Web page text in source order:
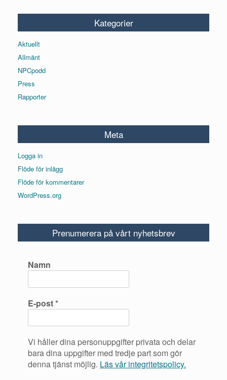
Kategorier
Aktuellt
Allmänt
NPCpodd
Press
Rapporter
Meta
Logga in
Flöde för inlägg
Flöde för kommentarer
WordPress.org
Prenumerera på vårt nyhetsbrev
Namn
E-post*
Vi håller dina personuppgifter privata och delar
bara dina uppgifter med tredje part som gör
denna tjänst möjlig. Läs vår integritetspolicy.